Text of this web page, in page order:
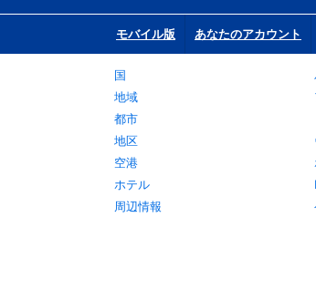
モバイル版 あなたのアカウント
国
地域
都市
地区
空港
ホテル
周辺情報